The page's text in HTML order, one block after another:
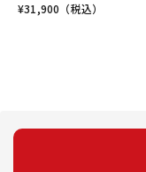
¥31,900 （税込）